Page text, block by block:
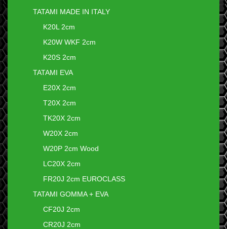
TATAMI MADE IN ITALY
K20L 2cm
K20W WKF 2cm
K20S 2cm
TATAMI EVA
E20X 2cm
T20X 2cm
TK20X 2cm
W20X 2cm
W20P 2cm Wood
LC20X 2cm
FR20J 2cm EUROCLASS
TATAMI GOMMA + EVA
CF20J 2cm
CR20J 2cm